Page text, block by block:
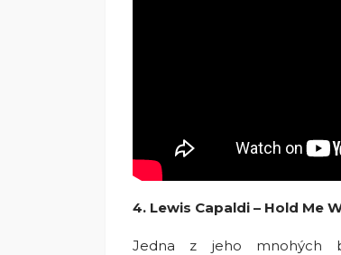
4. Lewis Capaldi – Hold Me
Jedna z jeho mnohých